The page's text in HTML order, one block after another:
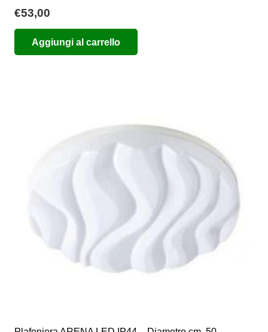
€53,00
Aggiungi al carrello